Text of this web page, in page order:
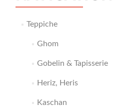
Teppiche
Ghom
Gobelin & Tapisserie
Heriz, Heris
Kaschan